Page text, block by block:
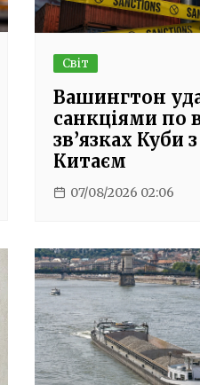
Світ
Вашингтон
санкціями по
зв’язках Куби
Китаєм
07/08/2026 02:06